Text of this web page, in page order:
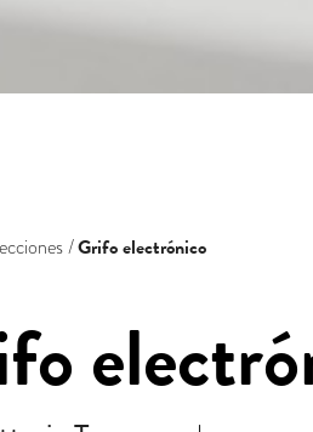
Grifo electrónico